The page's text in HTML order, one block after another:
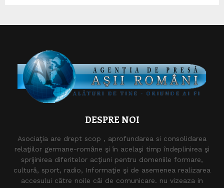
DESPRE NOI
Asociaţia are drept scop , aprofundarea si consolidarea
relaţiilor germane-române şi în acelaşi timp îndeplinirea şi
sprijinirea diferitelor acţiuni pentru domeniile formare,
cultură, sport, radio, Informaţie şi de asemenea realizarea
accesului către noile căi de comunicare. nu vizeaza in